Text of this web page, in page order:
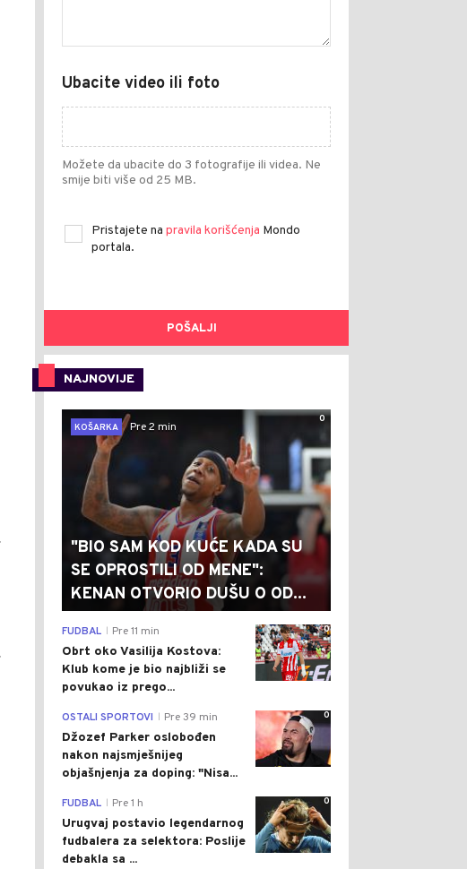
Ubacite video ili foto
Možete da ubacite do 3 fotografije ili videa. Ne
smije biti više od 25 MB.
Pristajete na pravila korišćenja Mondo
portala.
POŠALJI
NAJNOVIJE
0
KOŠARKA
Pre 2 min
"BIO SAM KOD KUĆE KADA SU
SE OPROSTILI OD MENE":
KENAN OTVORIO DUŠU O OD...
0
FUDBAL Pre 11 min
Obrt oko Vasilija Kostova:
Klub kome je bio najbliži se
povukao iz prego...
0
OSTALI SPORTOVI Pre 39 min
Džozef Parker oslobođen
nakon najsmješnijeg
objašnjenja za doping: "Nisa...
0
FUDBAL Pre 1 h
Urugvaj postavio legendarnog
fudbalera za selektora: Poslije
debakla sa ...